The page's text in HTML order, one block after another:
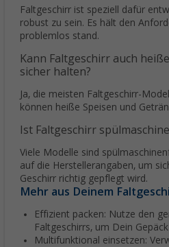
Faltgeschirr ist speziell dafür
robust zu sein. Es hält den
problemlos stand.
Kann Faltgeschirr auch
sicher halten?
Ja, die meisten Faltgeschirr-
können heiße Speisen und
Ist Faltgeschirr
Viele Modelle sind
auf die Herstellerangaben, um
Geschirr richtig gepflegt wird.
Mehr aus Deinem
Effizient packen: Nutze den
Faltgeschirrs, um Dein
Multifunktional einsetzen: